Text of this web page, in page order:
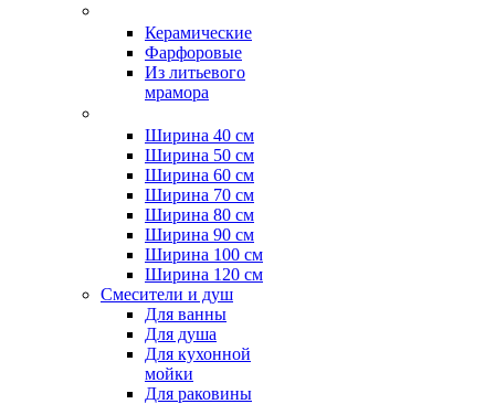
Керамические
Фарфоровые
Из литьевого
мрамора
Ширина 40 см
Ширина 50 см
Ширина 60 см
Ширина 70 см
Ширина 80 см
Ширина 90 см
Ширина 100 см
Ширина 120 см
Смесители и душ
Для ванны
Для душа
Для кухонной
мойки
Для раковины